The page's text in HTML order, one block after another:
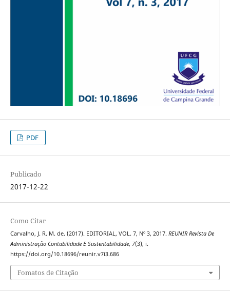
PDF
Publicado
2017-12-22
Como Citar
Carvalho, J. R. M. de. (2017). EDITORIAL, VOL. 7, Nº 3, 2017. REUNIR Revista De
Administração Contabilidade E Sustentabilidade, 7(3), i.
https://doi.org/10.18696/reunir.v7i3.686
Fomatos de Citação